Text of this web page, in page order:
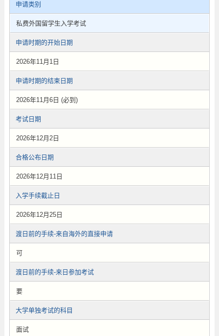
申请类别
私费外国留学生入学考试
申请时期的开始日期
2026年11月1日
申请时期的结束日期
2026年11月6日 (必到)
考试日期
2026年12月2日
合格公布日期
2026年12月11日
入学手续截止日
2026年12月25日
渡日前的手续-来自海外的直接申请
可
渡日前的手续-来日参加考试
要
大学单独考试的科目
面试